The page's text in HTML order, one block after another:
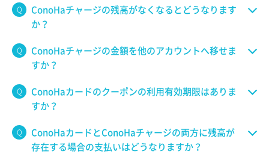
ConoHaチャージの残高がなくなるとどうなります
か？
ConoHaチャージの金額を他のアカウントへ移せま
すか？
ConoHaカードのクーポンの利用有効期限はありま
すか？
ConoHaカードとConoHaチャージの両方に残高が
存在する場合の支払いはどうなりますか？